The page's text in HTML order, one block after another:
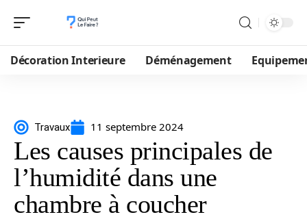
Décoration Interieure Déménagement
Travaux 11 septembre 2024
Les causes principales de
l’humidité dans une
chambre à coucher